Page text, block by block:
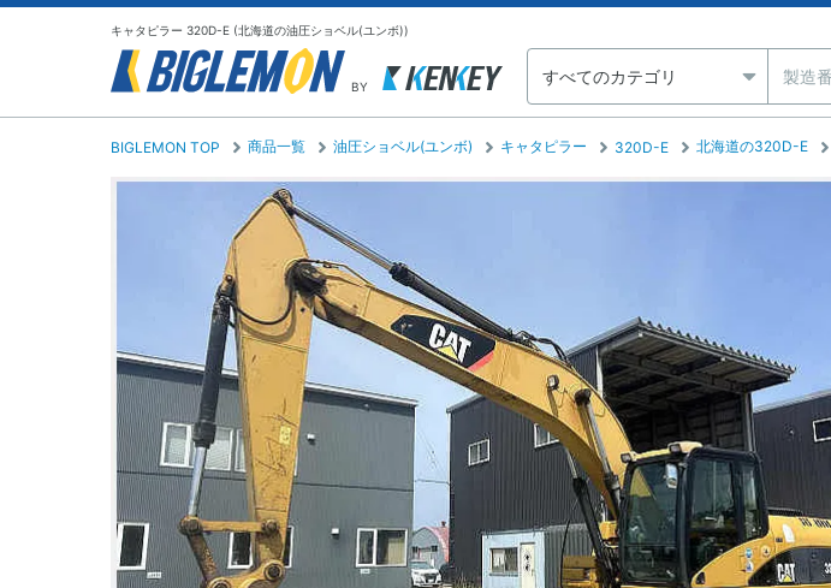
キャタピラー 320D-E (北海道の油圧ショベル(ユンボ))
BY
BIGLEMON TOP 商品一覧 油圧ショベル(ユンボ) キャタピラー 320D-E 北海道の320D-E